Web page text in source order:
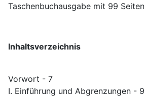
Taschenbuchausgabe mit 99 Seiten
Inhaltsverzeichnis
Vorwort - 7
I. Einführung und Abgrenzungen - 9